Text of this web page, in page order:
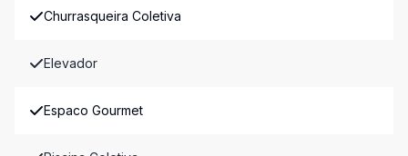
Churrasqueira Coletiva
Elevador
Espaco Gourmet